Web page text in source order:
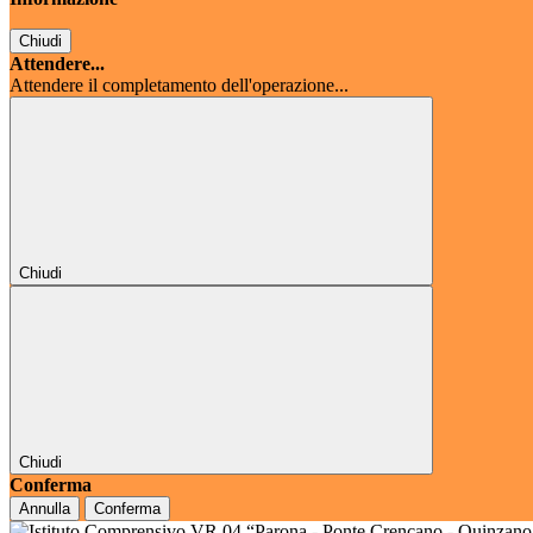
Chiudi
Attendere...
Attendere il completamento dell'operazione...
Chiudi
Chiudi
Conferma
Annulla Conferma